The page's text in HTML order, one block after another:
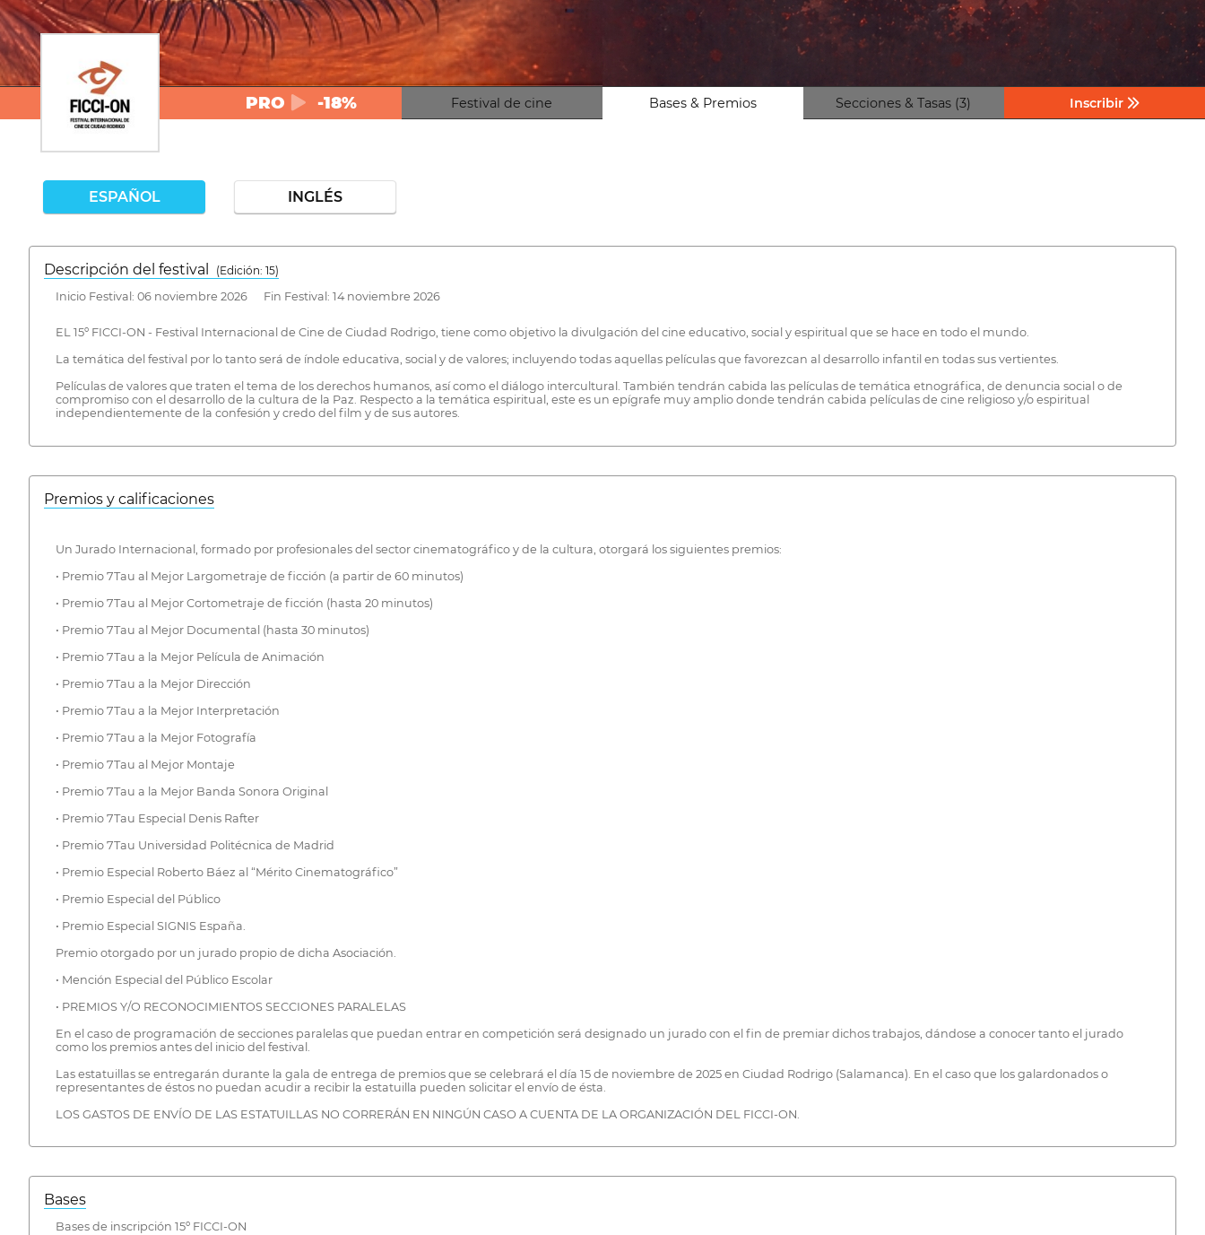
PRO -18% Festival de cine Bases & Premios Secciones & Tasas (3) Inscribir
ESPAÑOL INGLÉS
Descripción del festival
( Edición: 15)
Inicio Festival: 06 noviembre 2026 Fin Festival: 14 noviembre 2026
EL 15º FICCI-ON - Festival Internacional de Cine de Ciudad Rodrigo, tiene como objetivo la divulgación del cine educativo, social y espiritual que se hace en todo el mundo.
La temática del festival por lo tanto será de índole educativa, social y de valores; incluyendo todas aquellas películas que favorezcan al desarrollo infantil en todas sus vertientes.
Películas de valores que traten el tema de los derechos humanos, así como el diálogo intercultural. También tendrán cabida las películas de temática etnográfica, de denuncia social o de
compromiso con el desarrollo de la cultura de la Paz. Respecto a la temática espiritual, este es un epígrafe muy amplio donde tendrán cabida películas de cine religioso y/o espiritual
independientemente de la confesión y credo del film y de sus autores.
Premios y calificaciones
Un Jurado Internacional, formado por profesionales del sector cinematográfico y de la cultura, otorgará los siguientes premios:
• Premio 7Tau al Mejor Largometraje de ficción (a partir de 60 minutos)
• Premio 7Tau al Mejor Cortometraje de ficción (hasta 20 minutos)
• Premio 7Tau al Mejor Documental (hasta 30 minutos)
• Premio 7Tau a la Mejor Película de Animación
• Premio 7Tau a la Mejor Dirección
• Premio 7Tau a la Mejor Interpretación
• Premio 7Tau a la Mejor Fotografía
• Premio 7Tau al Mejor Montaje
• Premio 7Tau a la Mejor Banda Sonora Original
• Premio 7Tau Especial Denis Rafter
• Premio 7Tau Universidad Politécnica de Madrid
• Premio Especial Roberto Báez al “Mérito Cinematográfico”
• Premio Especial del Público
• Premio Especial SIGNIS España.
Premio otorgado por un jurado propio de dicha Asociación.
• Mención Especial del Público Escolar
• PREMIOS Y/O RECONOCIMIENTOS SECCIONES PARALELAS
En el caso de programación de secciones paralelas que puedan entrar en competición será designado un jurado con el fin de premiar dichos trabajos, dándose a conocer tanto el jurado
como los premios antes del inicio del festival.
Las estatuillas se entregarán durante la gala de entrega de premios que se celebrará el día 15 de noviembre de 2025 en Ciudad Rodrigo (Salamanca). En el caso que los galardonados o
representantes de éstos no puedan acudir a recibir la estatuilla pueden solicitar el envío de ésta.
LOS GASTOS DE ENVÍO DE LAS ESTATUILLAS NO CORRERÁN EN NINGÚN CASO A CUENTA DE LA ORGANIZACIÓN DEL FICCI-ON.
Bases
Bases de inscripción 15º FICCI-ON